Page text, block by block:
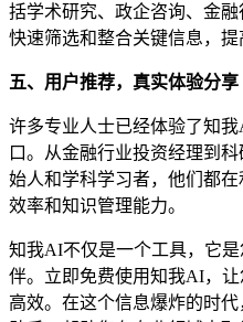
括学术研究、政企咨询、金
快速筛选和整合关键信息，提
五、用户推荐，真实体验分享
许多专业人士已经体验了知
口。从金融行业投资经理到
始人和学科学习者，他们都
效率和知识管理能力。
知我AI不仅是一个工具，它
伴。立即免费使用知我AI，让
高效。在这个信息爆炸的时